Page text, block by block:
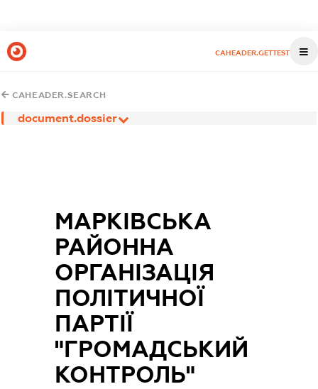
CAHEADER.GETTEST
CAHEADER.SEARCH
document.dossier
МАРКІВСЬКА
РАЙОННА
ОРГАНІЗАЦІЯ
ПОЛІТИЧНОЇ
ПАРТІЇ
"ГРОМАДСЬКИЙ
КОНТРОЛЬ"